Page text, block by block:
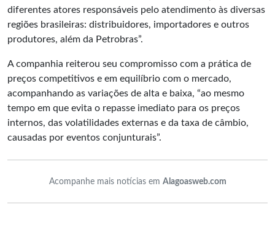
diferentes atores responsáveis pelo atendimento às diversas
regiões brasileiras: distribuidores, importadores e outros
produtores, além da Petrobras”.
A companhia reiterou seu compromisso com a prática de
preços competitivos e em equilíbrio com o mercado,
acompanhando as variações de alta e baixa, “ao mesmo
tempo em que evita o repasse imediato para os preços
internos, das volatilidades externas e da taxa de câmbio,
causadas por eventos conjunturais”.
Acompanhe mais notícias em Alagoasweb.com